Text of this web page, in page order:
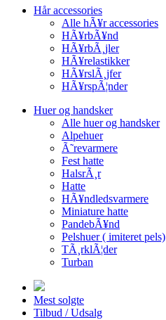
Hår accessories
Alle hÃ¥r accessories
HÃ¥rbÃ¥nd
HÃ¥rbÃ¸jler
HÃ¥relastikker
HÃ¥rslÃ¸jfer
HÃ¥rspÃ¦nder
Huer og handsker
Alle huer og handsker
Alpehuer
Ã˜revarmere
Fest hatte
HalsrÃ¸r
Hatte
HÃ¥ndledsvarmere
Miniature hatte
PandebÃ¥nd
Pelshuer ( imiteret pels)
TÃ¸rklÃ¦der
Turban
Mest solgte
Tilbud / Udsalg